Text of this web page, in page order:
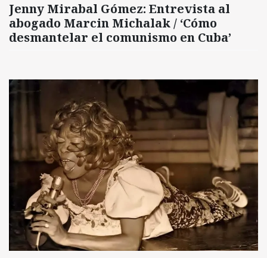
Jenny Mirabal Gómez: Entrevista al
abogado Marcin Michalak / ‘Cómo
desmantelar el comunismo en Cuba’